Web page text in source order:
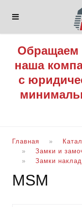
Обращаем
наша
с
Главная
Замки и
Замки
MSM